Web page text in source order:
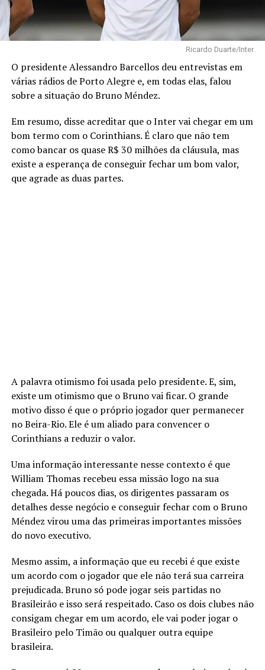
Ricardo Duarte/Inter
O presidente Alessandro Barcellos deu entrevistas em
várias rádios de Porto Alegre e, em todas elas, falou
sobre a situação do Bruno Méndez.
Em resumo, disse acreditar que o Inter vai chegar em um
bom termo com o Corinthians. É claro que não tem
como bancar os quase R$ 30 milhões da cláusula, mas
existe a esperança de conseguir fechar um bom valor,
que agrade as duas partes.
A palavra otimismo foi usada pelo presidente. E, sim,
existe um otimismo que o Bruno vai ficar. O grande
motivo disso é que o próprio jogador quer permanecer
no Beira-Rio. Ele é um aliado para convencer o
Corinthians a reduzir o valor.
Uma informação interessante nesse contexto é que
William Thomas recebeu essa missão logo na sua
chegada. Há poucos dias, os dirigentes passaram os
detalhes desse negócio e conseguir fechar com o Bruno
Méndez virou uma das primeiras importantes missões
do novo executivo.
Mesmo assim, a informação que eu recebi é que existe
um acordo com o jogador que ele não terá sua carreira
prejudicada. Bruno só pode jogar seis partidas no
Brasileirão e isso será respeitado. Caso os dois clubes não
consigam chegar em um acordo, ele vai poder jogar o
Brasileiro pelo Timão ou qualquer outra equipe
brasileira.